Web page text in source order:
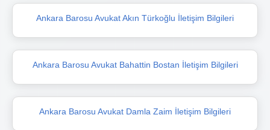
Ankara Barosu Avukat Akın Türkoğlu İletişim Bilgileri
Ankara Barosu Avukat Bahattin Bostan İletişim Bilgileri
Ankara Barosu Avukat Damla Zaim İletişim Bilgileri